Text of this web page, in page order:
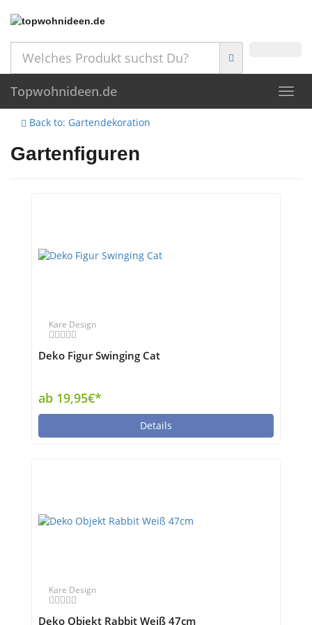
Topwohnideen.de
Back to: Gartendekoration
Gartenfiguren
Kare Design
Deko Figur Swinging Cat
ab 19,95€*
Details
Kare Design
Deko Objekt Rabbit Weiß 47cm